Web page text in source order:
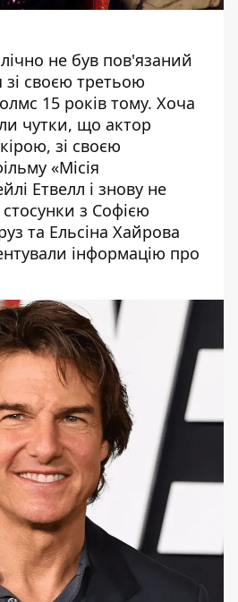
не був пов'язаний
зі своєю третьою
15 років тому. Хоча
чутки, що актор
зі своєю
«Місія
Етвелл і знову не
з Софією
та Ельсіна Хайрова
інформацію про